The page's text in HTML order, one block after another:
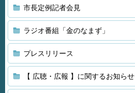
市長定例記者会見
ラジオ番組「金のなまず」
プレスリリース
【 広聴・広報 】に関するお知らせ